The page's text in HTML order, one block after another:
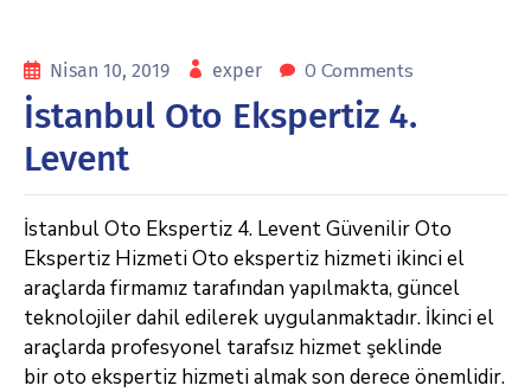
Nisan 10, 2019 exper 0 Comments
İstanbul Oto Ekspertiz 4.
Levent
İstanbul Oto Ekspertiz 4. Levent Güvenilir Oto
Ekspertiz Hizmeti Oto ekspertiz hizmeti ikinci el
araçlarda firmamız tarafından yapılmakta, güncel
teknolojiler dahil edilerek uygulanmaktadır. İkinci el
araçlarda profesyonel tarafsız hizmet şeklinde
bir oto ekspertiz hizmeti almak son derece önemlidir.